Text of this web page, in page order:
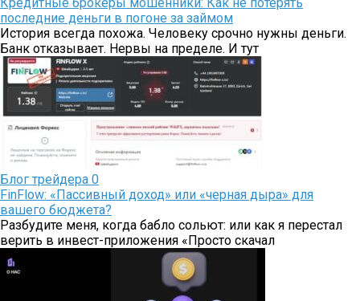
Кредитные брокеры мошенники: Как не потерять
последние деньги в погоне за займом
История всегда похожа. Человеку срочно нужны деньги.
Банк отказывает. Нервы на пределе. И тут
Блог трейдера 0
FinFlow: «Пассивный доход» или «черная дыра» для
вашего бюджета?
Разбудите меня, когда бабло сольют: или как я перестал
верить в инвест-приложения «Просто скачал